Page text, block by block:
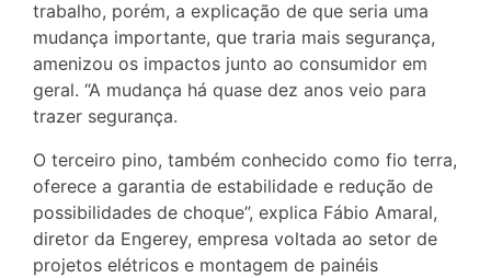
trabalho, porém, a explicação de que seria uma
mudança importante, que traria mais segurança,
amenizou os impactos junto ao consumidor em
geral. “A mudança há quase dez anos veio para
trazer segurança.
O terceiro pino, também conhecido como fio terra,
oferece a garantia de estabilidade e redução de
possibilidades de choque”, explica Fábio Amaral,
diretor da Engerey, empresa voltada ao setor de
projetos elétricos e montagem de painéis